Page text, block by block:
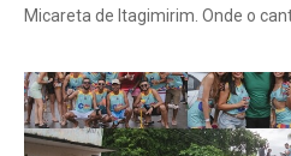
Micareta de Itagimirim. Onde o